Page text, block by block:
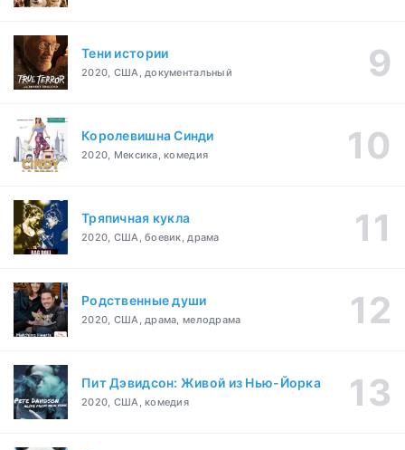
Тени истории
2020, США, документальный
Королевишна Синди
2020, Мексика, комедия
Тряпичная кукла
2020, США, боевик, драма
Родственные души
2020, США, драма, мелодрама
Пит Дэвидсон: Живой из Нью-Йорка
2020, США, комедия